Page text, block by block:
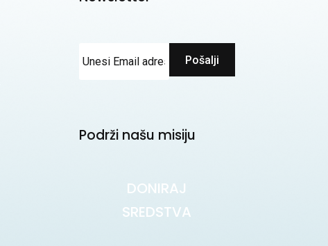
Pošalji
Podrži našu misiju
DONIRAJ
SREDSTVA